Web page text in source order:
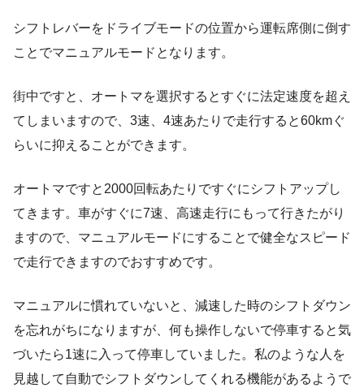
シフトレバーをドライブモードの位置から運転席側に倒す
ことでマニュアルモードとなります。
街中ですと、オートマを選択するとすぐに法定速度を超え
てしまいますので、3速、4速あたりで走行すると60kmぐ
らいに抑えることができます。
オートマですと2000回転あたりですぐにシフトアップし
てきます。車がすぐに7速、高速走行にもって行きたがり
ますので、マニュアルモードにすることで健全なスピード
で走行できますのでおすすめです。
マニュアルに慣れていないと、減速した時のシフトダウン
を忘れがちになりますが、何も操作しないで停車すると気
づいたら1速に入って停車していました。私のような人を
見越して自動でシフトダウンしてくれる機能があるようで